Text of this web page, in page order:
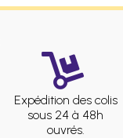
Expédition des colis
sous 24 à 48h
ouvrés.